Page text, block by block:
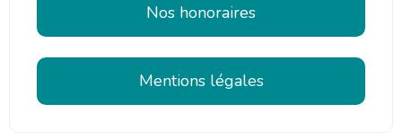
Nos honoraires
Mentions légales